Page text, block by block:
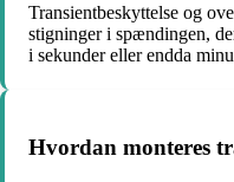
Transientbeskyttelse og
stigninger i spændingen,
i sekunder eller endda
Hvordan monteres